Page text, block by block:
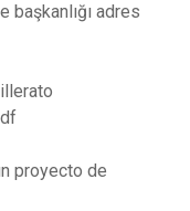
başkanlığı adres
proyecto de